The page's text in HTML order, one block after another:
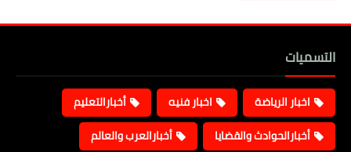
التسميات
اخبار الرياضة اخبار فنيه
أخبارالتعليم
أخبارالحوادث والقضايا
أخبارالعرب والعالم